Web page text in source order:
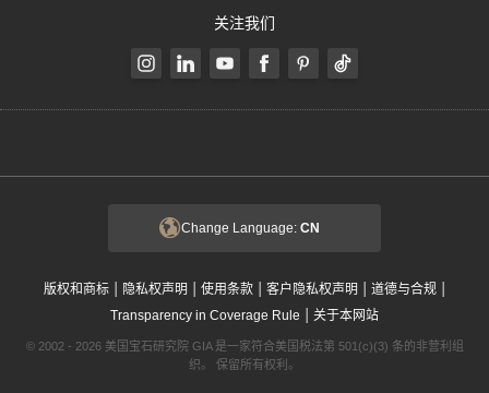
关注我们
Change Language: CN
版权和商标 | 隐私权声明 | 使用条款 | 客户隐私权声明 | 道德与合规 |
Transparency in Coverage Rule | 关于本网站
© 2002 - 2026 美国宝石研究院 GIA 是一家符合美国税法第 501(c)(3) 条的非营利组
织。 保留所有权利。